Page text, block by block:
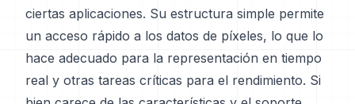
ciertas aplicaciones. Su estructura simple permite
un acceso rápido a los datos de píxeles, lo que lo
hace adecuado para la representación en tiempo
real y otras tareas críticas para el rendimiento. Si